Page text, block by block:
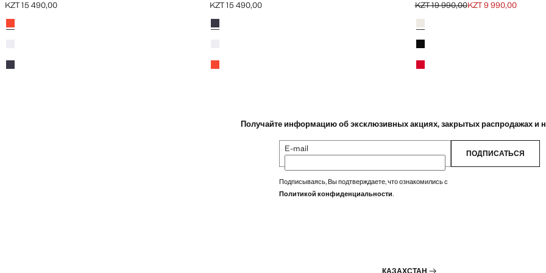
Текущая цена [KZT 15 490,00 ]
KZT 15 490,00
Цвета
Оранжевый
Темно-синий
Текущая цена [KZT 15 490,00 ]
KZT 15 490,00
Цвета
Темно-синий
Оранжевый
Начальная цена зачеркнута [KZT 19
KZT 19 990,00
Текущая цена [KZT 9 990,00 ]
KZT 9 990,00
Цвета
Грязно-белый
Черный
Красный
Получайте информацию об эксклюзивных акциях, закрытых распродажах и
E-mail ПОДПИСАТЬСЯ
Подписываясь, Вы подтверждаете, что ознакомились с
Политикой конфиденциальности.